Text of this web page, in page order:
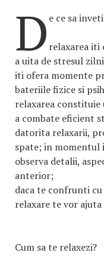
D e ce sa
relaxarea iti
a uita de stresul
iti ofera momente
bateriile fizice si
relaxarea
a combate eficient
datorita relaxarii,
spate; in
observa detalii,
anterior;
daca te confrunti
relaxare te vor
Cum sa te relaxezi?